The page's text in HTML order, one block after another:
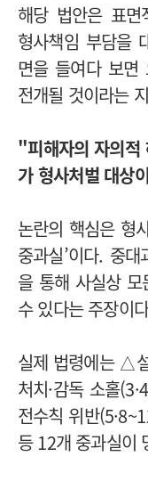
해당 법안은 표면
형사책임 부담을
면을 들여다 보면
전개될 것이라는
"피해자의 자의적
가 형사처벌 대상
논란의 핵심은 형
중과실’이다. 중
을 통해 사실상
수 있다는 주장이
실제 법령에는 △
처치·감독 소홀
전수칙 위반
등 12개 중과실이